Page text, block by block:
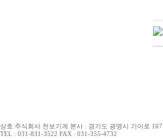
상호:주식회사 천보기계 본사 : 경기도 광명시 기아로
TEL : 031-831-3522 FAX : 031-355-4732